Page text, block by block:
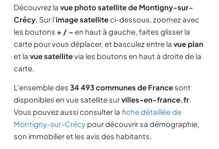
Découvrez la vue photo satellite de Montigny-sur-
Crécy. Sur l'image satelliteci-dessous, zoomez avec
les boutons + / − en haut à gauche, faites glisser la
carte pour vous déplacer, et basculez entre la vue plan
et la vue satellitevia les boutons en haut à droite de la
carte.
L'ensemble des 34 493 communes de France sont
disponibles en vue satellite survilles-en-france.fr.
Vous pouvez aussi consulter la fiche détaillée de
Montigny-sur-Crécy pour découvrir sa démographie,
son immobilier et les avis des habitants.